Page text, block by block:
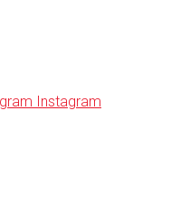
Instagram